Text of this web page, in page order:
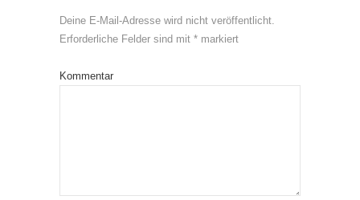
Deine E-Mail-Adresse wird nicht veröffentlicht.
Erforderliche Felder sind mit * markiert
Kommentar